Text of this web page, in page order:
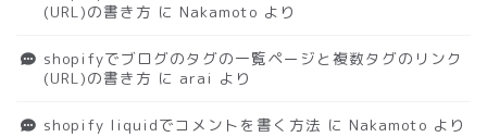
(URL)の書き方 に Nakamoto より
shopifyでブログのタグの一覧ページと複数タグのリンク
(URL)の書き方 に arai より
shopify liquidでコメントを書く方法 に Nakamoto より